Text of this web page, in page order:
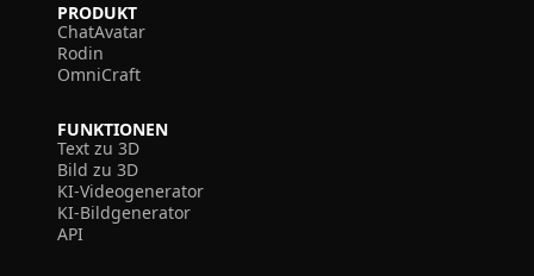
PRODUKT
ChatAvatar
Rodin
OmniCraft
FUNKTIONEN
Text zu 3D
Bild zu 3D
KI-Videogenerator
KI-Bildgenerator
API